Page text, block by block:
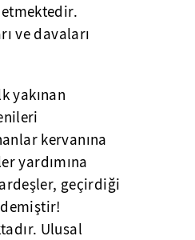
ve davaları
yakınan
kervanına
yardımına
geçirdiği
Ulusal